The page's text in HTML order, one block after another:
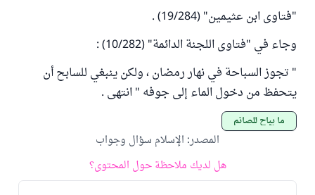
"فتاوى ابن عثيمين" (19/284) .
وجاء في "فتاوى اللجنة الدائمة" (10/282) :
" تجوز السباحة في نهار رمضان ، ولكن ينبغي للسابح أن
يتحفظ من دخول الماء إلى جوفه " انتهى .
ما يباح للصائم
المصدر: الإسلام سؤال وجواب
هل لديك ملاحظة حول المحتوى؟